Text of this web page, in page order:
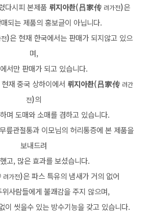
다시피 본제품 뤼지아촨(吕家传 려가전)은
되는 제품의 홍보글이 아닙니다.
)은 현재 한국에서는 판매가 되지않고 있으
며,
서만 판매가 되고 있습니다.
재 중국 상하이에서 뤼지아촨(吕家传 려간
전)의
며 도매와 소매를 겸하고 있습니다.
릎관절통과 이모님의 허리통증에 본 제품을
보내드려
고, 많은 효과를 보셨습니다.
려가전)은 파스 특유의 냄새가 거의 없어
사람들에게 불쾌감을 주지 않으며,
이 씻을수 있는 방수기능을 갖고 있습니다.